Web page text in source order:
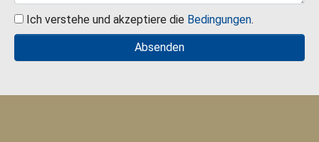
Ich verstehe und akzeptiere die Bedingungen.